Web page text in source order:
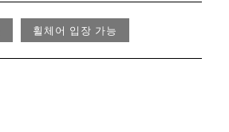
휠체어 입장 가능